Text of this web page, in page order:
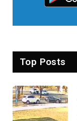
Top Posts